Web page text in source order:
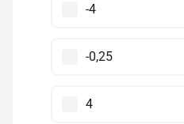
-4
-0,25
4